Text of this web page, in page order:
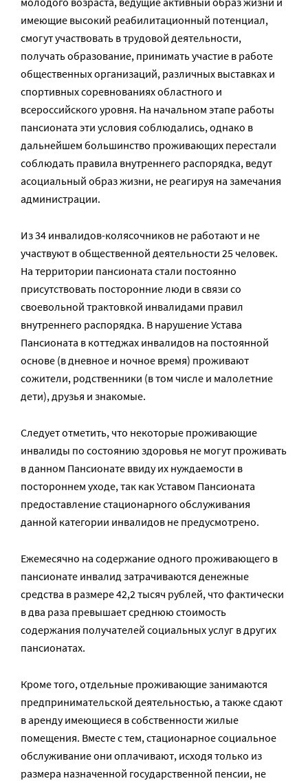
имеющие высокий реабилитационный потенциал,
смогут участвовать в трудовой деятельности,
получать образование, принимать участие в работе
общественных организаций, различных выставках и
спортивных соревнованиях областного и
всероссийского уровня. На начальном этапе работы
пансионата эти условия соблюдались, однако в
дальнейшем большинство проживающих перестали
соблюдать правила внутреннего распорядка, ведут
асоциальный образ жизни, не реагируя на замечания
администрации.
Из 34 инвалидов-колясочников не работают и не
участвуют в общественной деятельности 25 человек.
На территории пансионата стали постоянно
присутствовать посторонние люди в связи со
своевольной трактовкой инвалидами правил
внутреннего распорядка. В нарушение Устава
Пансионата в коттеджах инвалидов на постоянной
основе (в дневное и ночное время) проживают
сожители, родственники (в том числе и малолетние
дети), друзья и знакомые.
Следует отметить, что некоторые проживающие
инвалиды по состоянию здоровья не могут проживать
в данном Пансионате ввиду их нуждаемости в
постороннем уходе, так как Уставом Пансионата
предоставление стационарного обслуживания
данной категории инвалидов не предусмотрено.
Ежемесячно на содержание одного проживающего в
пансионате инвалид затрачиваются денежные
средства в размере 42,2 тысяч рублей, что фактически
в два раза превышает среднюю стоимость
содержания получателей социальных услуг в других
пансионатах.
Кроме того, отдельные проживающие занимаются
предпринимательской деятельностью, а также сдают
в аренду имеющиеся в собственности жилые
помещения. Вместе с тем, стационарное социальное
обслуживание они оплачивают, исходя только из
размера назначенной государственной пенсии, не